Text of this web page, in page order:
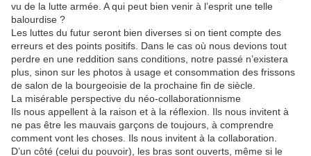
vu de la lutte armée. A qui peut bien venir à l’esprit une telle
balourdise ?
Les luttes du futur seront bien diverses si on tient compte des
erreurs et des points positifs. Dans le cas où nous devions tout
perdre en une reddition sans conditions, notre passé n’existera
plus, sinon sur les photos à usage et consommation des frissons
de salon de la bourgeoisie de la prochaine fin de siècle.
La misérable perspective du néo-collaborationnisme
Ils nous appellent à la raison et à la réflexion. Ils nous invitent à
ne pas être les mauvais garçons de toujours, à comprendre
comment vont les choses. Ils nous invitent à la collaboration.
D’un côté (celui du pouvoir), les bras sont ouverts, même si le